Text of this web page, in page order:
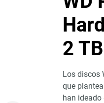
2 TB
Los discos
que
han